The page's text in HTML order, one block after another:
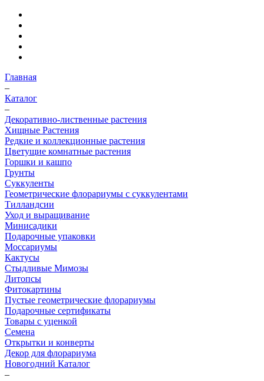
Главная
–
Каталог
–
Декоративно-лиственные растения
Хищные Растения
Редкие и коллекционные растения
Цветущие комнатные растения
Горшки и кашпо
Грунты
Суккуленты
Геометрические флорариумы с суккулентами
Тилландсии
Уход и выращивание
Минисадики
Подарочные упаковки
Моссариумы
Кактусы
Стыдливые Мимозы
Литопсы
Фитокартины
Пустые геометрические флорариумы
Подарочные сертификаты
Товары с уценкой
Семена
Открытки и конверты
Декор для флорариума
Новогодний Каталог
–